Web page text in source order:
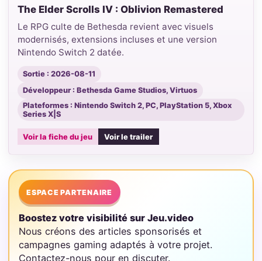
The Elder Scrolls IV : Oblivion Remastered
Le RPG culte de Bethesda revient avec visuels
modernisés, extensions incluses et une version
Nintendo Switch 2 datée.
Sortie : 2026-08-11
Développeur : Bethesda Game Studios, Virtuos
Plateformes : Nintendo Switch 2, PC, PlayStation 5, Xbox
Series X|S
Voir la fiche du jeu Voir le trailer
ESPACE PARTENAIRE
Boostez votre visibilité sur Jeu.video
Nous créons des articles sponsorisés et
campagnes gaming adaptés à votre projet.
Contactez-nous pour en discuter.